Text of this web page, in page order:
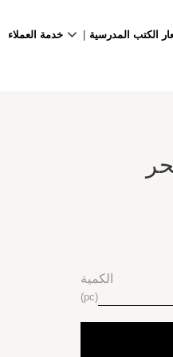
خدمة العملاء الكتب المدرسية
الكمية
pc